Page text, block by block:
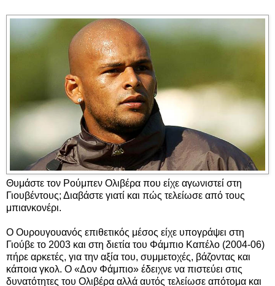
Θυμάστε τον Ρούμπεν Ολιβέρα που είχε αγωνιστεί στη
Γιουβέντους; Διαβάστε γιατί και πώς τελείωσε από τους
μπιανκονέρι.
Ο Ουρουγουανός επιθετικός μέσος είχε υπογράψει στη
Γιούβε το 2003 και στη διετία του Φάμπιο Καπέλο (2004-06)
πήρε αρκετές, για την αξία του, συμμετοχές, βάζοντας και
κάποια γκολ. Ο «Δον Φάμπιο» έδειχνε να πιστεύει στις
δυνατότητες του Ολιβέρα αλλά αυτός τελείωσε απότομα και